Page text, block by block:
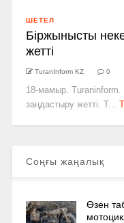
ШЕТЕЛ
Біржынысты
жетті
TuranInform KZ 0
18-мамыр. Turaninform.
заңдастыру жетті. Т...
Соңғы жаңалық
Өзен